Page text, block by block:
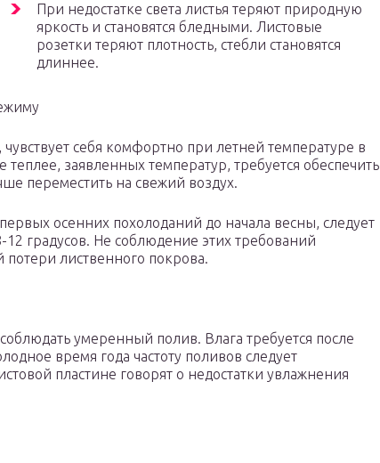
При недостатке света листья теряют природную
яркость и становятся бледными. Листовые
розетки теряют плотность, стебли становятся
длиннее.
себя комфортно при летней температуре в
заявленных температур, требуется обеспечить
переместить на свежий воздух.
осенних похолоданий до начала весны, следует
12 градусов. Не соблюдение этих требований
лиственного покрова.
умеренный полив. Влага требуется после
время года частоту поливов следует
пластине говорят о недостатки увлажнения